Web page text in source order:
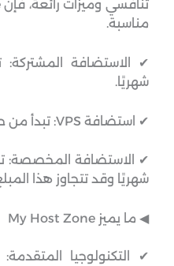
مناسبة.
شهريًا.
✔ استضافة VPS: تبدأ من حوالي 15-30 دولار شهريًا.
شهريًا وقد تتجاوز هذا
◀︎ ما يميز My Host Zone
✔ التكنولوجيا